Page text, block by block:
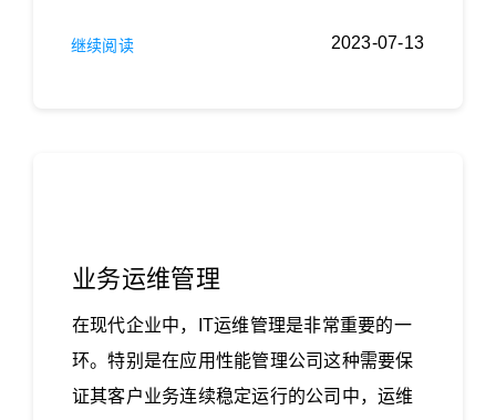
2023-07-13
继续阅读
业务运维管理
在现代企业中，IT运维管理是非常重要的一
环。特别是在应用性能管理公司这种需要保
证其客户业务连续稳定运行的公司中，运维